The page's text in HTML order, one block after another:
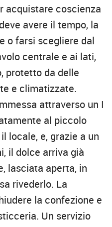
acquistare coscienza
avere il tempo, la
o farsi scegliere dal
centrale e ai lati,
protetto da delle
e climatizzate.
attraverso un I
al piccolo
locale, e, grazie a un
il dolce arriva già
lasciata aperta, in
rivederlo. La
la confezione e
Un servizio